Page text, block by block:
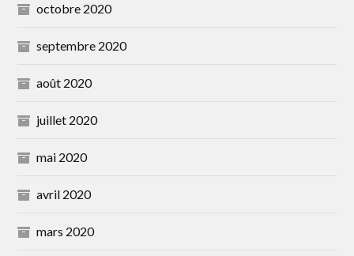
octobre 2020
septembre 2020
août 2020
juillet 2020
mai 2020
avril 2020
mars 2020